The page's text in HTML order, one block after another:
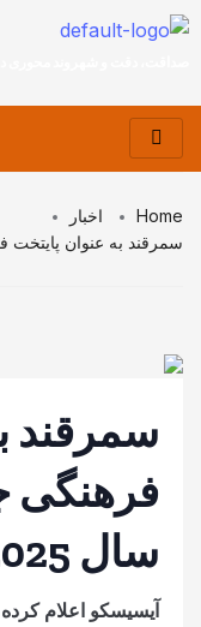
Home
اخبار
سمرقند به عنوان پایتخت
سمرقند
فرهنگی
سال 2025 انتخاب شد
آیسیسکو اعلام